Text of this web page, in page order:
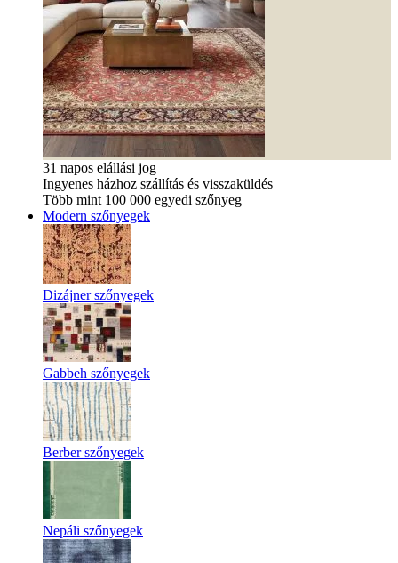
31 napos elállási jog
Ingyenes házhoz szállítás és visszaküldés
Több mint 100 000 egyedi szőnyeg
Modern szőnyegek
Dizájner szőnyegek
Gabbeh szőnyegek
Berber szőnyegek
Nepáli szőnyegek